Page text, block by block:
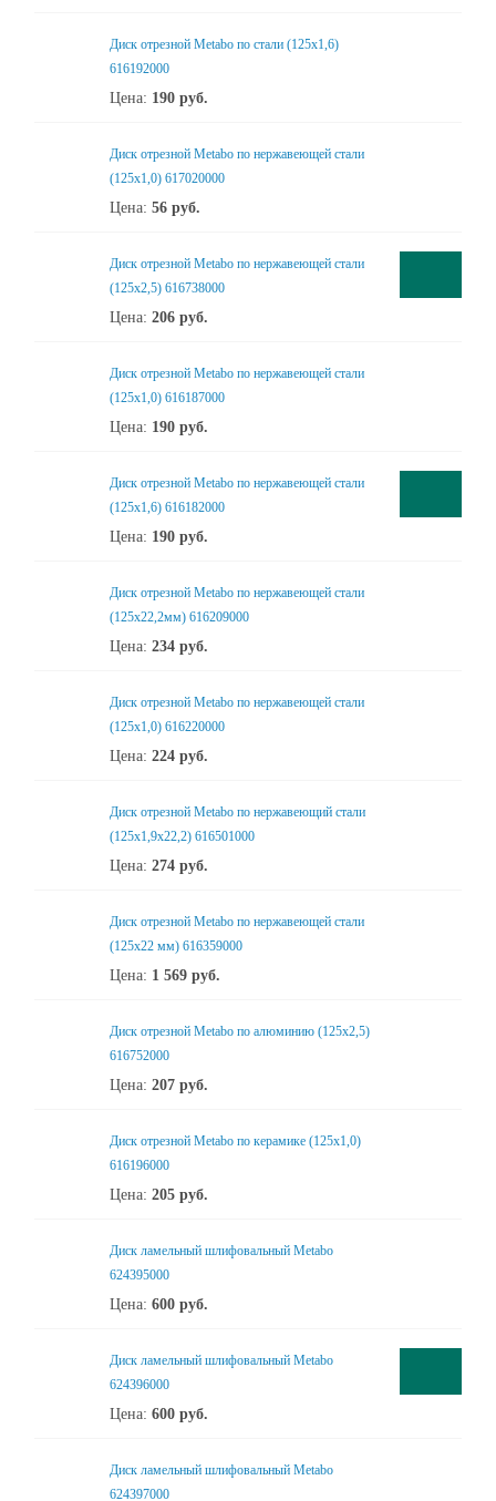
Диск отрезной Metabo по стали (125x1,6)
616192000
Цена: 190 руб.
Диск отрезной Metabo по нержавеющей стали
(125x1,0) 617020000
Цена: 56 руб.
Диск отрезной Metabo по нержавеющей стали
(125x2,5) 616738000
Цена: 206 руб.
Диск отрезной Metabo по нержавеющей стали
(125x1,0) 616187000
Цена: 190 руб.
Диск отрезной Metabo по нержавеющей стали
(125x1,6) 616182000
Цена: 190 руб.
Диск отрезной Metabo по нержавеющей стали
(125х22,2мм) 616209000
Цена: 234 руб.
Диск отрезной Metabo по нержавеющей стали
(125x1,0) 616220000
Цена: 224 руб.
Диск отрезной Metabo по нержавеющий стали
(125x1,9x22,2) 616501000
Цена: 274 руб.
Диск отрезной Metabo по нержавеющей стали
(125x22 мм) 616359000
Цена: 1 569 руб.
Диск отрезной Metabo по алюминию (125x2,5)
616752000
Цена: 207 руб.
Диск отрезной Metabo по керамике (125x1,0)
616196000
Цена: 205 руб.
Диск ламельный шлифовальный Metabo
624395000
Цена: 600 руб.
Диск ламельный шлифовальный Metabo
624396000
Цена: 600 руб.
Диск ламельный шлифовальный Metabo
624397000